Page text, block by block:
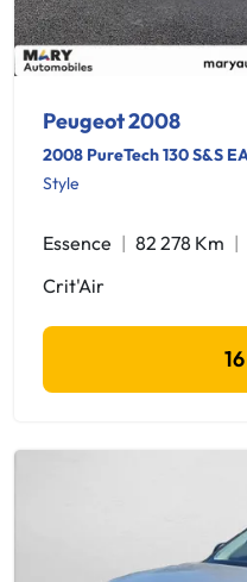
Peugeot 2008
2008 PureTech 130 S&S
Style
Essence 82 278 Km
Crit'Air